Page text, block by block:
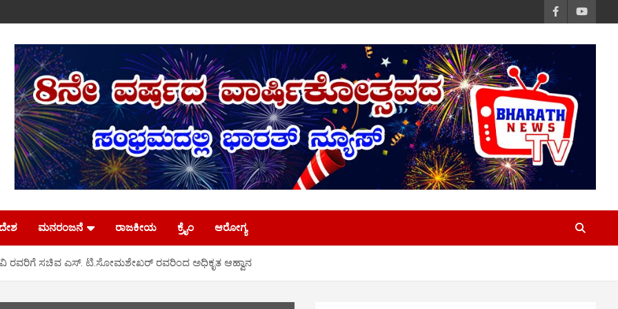
ಮನರಂಜನೆ ರಾಜಕೀಯ ಕ್ರೈಂ ಆರೋಗ್ಯ
ರವರಿಗೆ ಸಚಿವ ಎಸ್. ಟಿ.ಸೋಮಶೇಖರ್ ರವರಿಂದ ಅಧಿಕೃತ ಆಹ್ವಾನ